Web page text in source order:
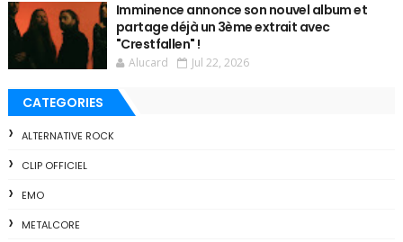
Imminence annonce son nouvel album et
partage déjà un 3ème extrait avec
"Crestfallen" !
Alucard Jul 22, 2026
CATEGORIES
ALTERNATIVE ROCK
CLIP OFFICIEL
EMO
METALCORE